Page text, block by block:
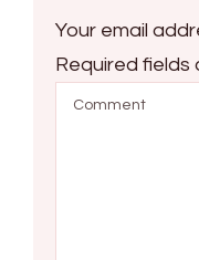
Your email
Required fields